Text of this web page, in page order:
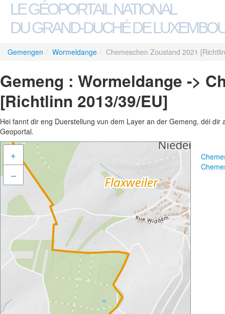
LE GÉOPORTAIL NATIONAL
DU GRAND-DUCHÉ DE
Gemengen / Wormeldange / Chemeschen Zoustand 2021
Gemeng : Wormeldange ->
[Richtlinn 2013/39/EU]
Hei fannt dir eng Duerstellung vun dem Layer an der Gemeng, déi
Geoportal.
+
–